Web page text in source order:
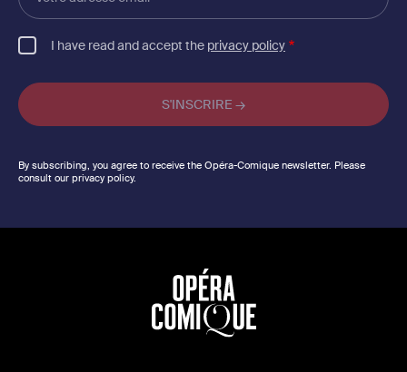
email
I have read and accept the privacy policy
By subscribing, you agree to receive the Opéra-Comique newsletter. Please
consult our privacy policy.